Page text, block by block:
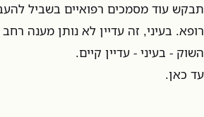
תבקש עוד מסמכים רפואיים בשביל
רופא. בעיני, זה עדיין לא נותן מענה
השוק - בעיני - עדיין קיים.
עד כאן.